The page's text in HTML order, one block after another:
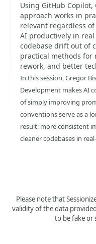
Using GitHub
approach works in
relevant regardless
AI productively in
codebase drift out of
practical methods for
rework, and better
In this session, Gregor
Development makes AI
of simply improving
conventions serve as a
result: more consistent
cleaner codebases in
Please note that
validity of the data
to be fake or